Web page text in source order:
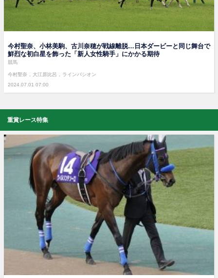
今村聖奈、小林美駒、古川奈穂が戦線離脱…日本ダービーと同じ舞台で
鮮烈な初白星を飾った「新人女性騎手」にかかる期待
2024.07.01 07:00
競馬
今村聖奈 大江原比呂 ラインパシオン
重賞レース特集